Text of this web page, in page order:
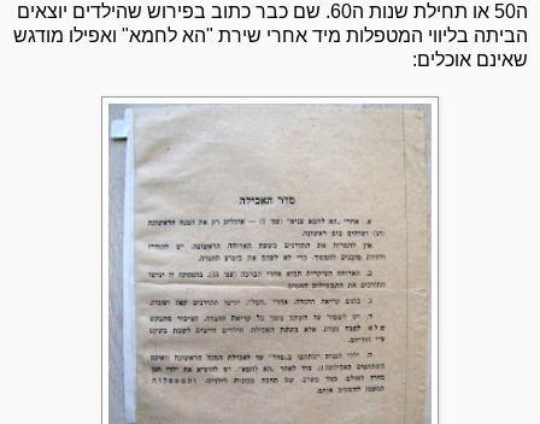
ה50 או תחילת שנות ה60. שם כבר כתוב בפירוש שהילדים יוצאים
הביתה בליווי המטפלות מיד אחרי שירת "הא לחמא" ואפילו מודגש
שאינם אוכלים: